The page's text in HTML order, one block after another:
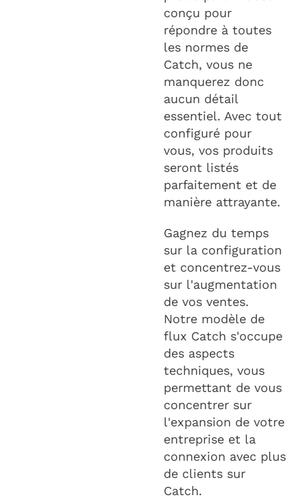
conçu pour
répondre à toutes
les normes de
Catch, vous ne
manquerez donc
aucun détail
essentiel. Avec tout
configuré pour
vous, vos produits
seront listés
parfaitement et de
manière attrayante.
Gagnez du temps
sur la configuration
et concentrez-vous
sur l'augmentation
de vos ventes.
Notre modèle de
flux Catch s'occupe
des aspects
techniques, vous
permettant de vous
concentrer sur
l'expansion de votre
entreprise et la
connexion avec plus
de clients sur
Catch.